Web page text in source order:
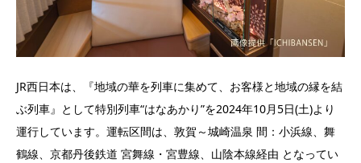
JR西日本は、『地域の華を列車に集めて、お客様と地域の縁を結
ぶ列車』として特別列車“はなあかり”を2024年10月5日(土)より
運行しています。運転区間は、敦賀～城崎温泉 間：小浜線、舞
鶴線、京都丹後鉄道 宮舞線・宮豊線、山陰本線経由 となってい